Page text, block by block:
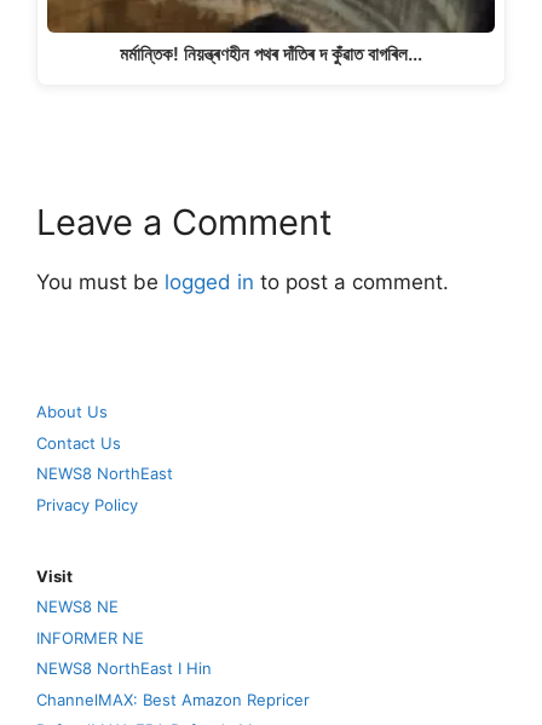
মৰ্মান্তিক! নিয়ন্ত্ৰণহীন পথৰ দাঁতিৰ দ কুঁৱাত বাগৰিল…
Leave a Comment
You must be logged in to post a comment.
About Us
Contact Us
NEWS8 NorthEast
Privacy Policy
Visit
NEWS8 NE
INFORMER NE
NEWS8 NorthEast I Hin
ChannelMAX: Best Amazon Repricer